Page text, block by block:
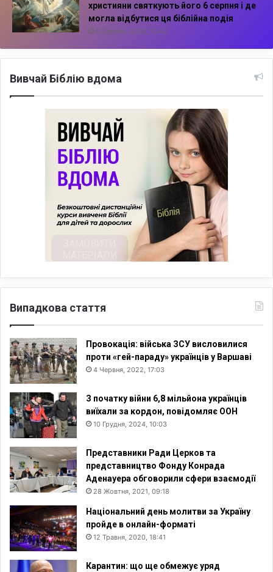
християни святкують його 6 серпня і де
могла відбутися ця біблійна подія
6 Серпня, 2026, 13:42
Вивчай Біблію вдома
Випадкова стаття
Провокація: війська ЗСУ висловилися
проти «гей-параду» українців у Варшаві
4 Червня, 2022, 17:03
З початку війни 6,8 мільйона українців
виїхали за кордон, повідомляє ООН
10 Грудня, 2024, 10:03
Представники Ради Церков та
представництво Фонду Конрада
Аденауера обговорили сфери взаємодії
28 Жовтня, 2021, 09:18
Національний день молитви за Україну
пройде в онлайн-форматі
12 Травня, 2020, 18:41
Карантин: що ще обмежує уряд